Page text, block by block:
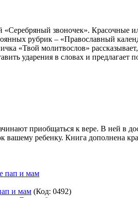
звоночек». Красочные
рубрик – «Православный
«Твой молитвослов»
ударения в словах и предлагает
приобщаться к вере. В ней в
ребенку. Книга дополнена
и мам (Код: 0492)